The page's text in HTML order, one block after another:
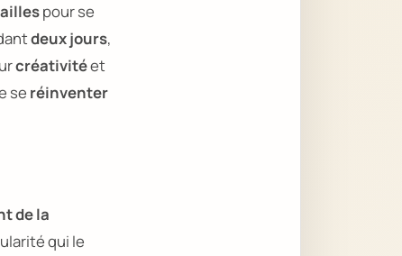
pour se
deux jours,
créativitéet
se réinventer
de la
qui le